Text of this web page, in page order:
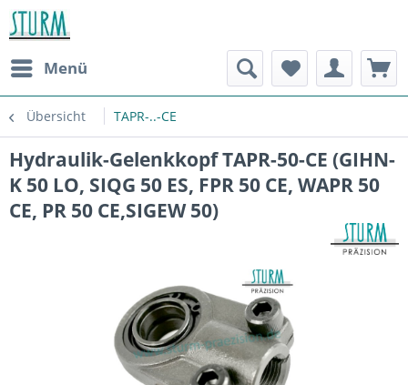
Menü
Übersicht TAPR-..-CE
Hydraulik-Gelenkkopf TAPR-50-CE (GIHN-
K 50 LO, SIQG 50 ES, FPR 50 CE, WAPR 50
CE, PR 50 CE,SIGEW 50)